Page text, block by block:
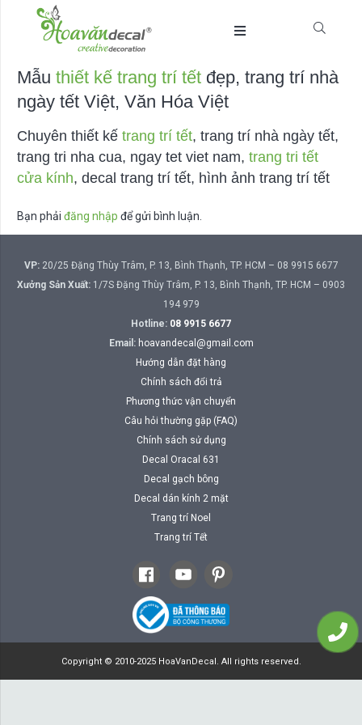
Mẫu thiết kế trang trí tết đẹp, trang trí nhà
ngày tết Việt, Văn Hóa Việt
Chuyên thiết kế trang trí tết, trang trí nhà ngày tết,
trang tri nha cua, ngay tet viet nam, trang tri tết
cửa kính, decal trang trí tết, hình ảnh trang trí tết
Bạn phải đăng nhập để gửi bình luận.
VP:20/25 Đặng Thùy Trâm, P. 13, Bình Thạnh, TP. HCM – 08 9915 6677
Xưởng Sản Xuất: 1/7S Đặng Thùy Trâm, P. 13, Bình Thạnh, TP. HCM – 0903
194 979
Hotline: 08 9915 6677
Email: hoavandecal@gmail.com
Hướng dẫn đặt hàng
Chính sách đổi trả
Phương thức vận chuyển
Câu hỏi thường gặp (FAQ)
Chính sách sử dụng
Decal Oracal 631
Decal gạch bông
Decal dán kính 2 mặt
Trang trí Noel
Trang trí Tết
Copyright © 2010-2025 HoaVanDecal. All rights reserved.